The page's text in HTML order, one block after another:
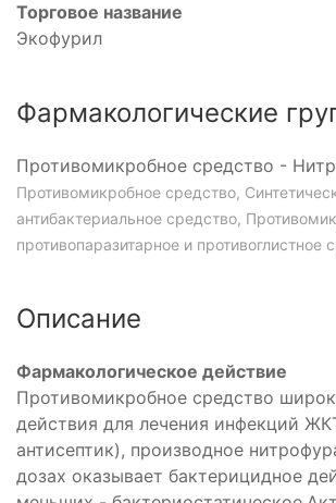
Торговое название
Экофурил
Фармакологические
Противомикробное средство -
Противомикробное средство,
антибактериальное средство,
противопаразитарное и противоглистное
Описание
Фармакологическое действие
Противомикробное средство
действия для лечения инфекций
антисептик), производное
дозах оказывает бактерицидное